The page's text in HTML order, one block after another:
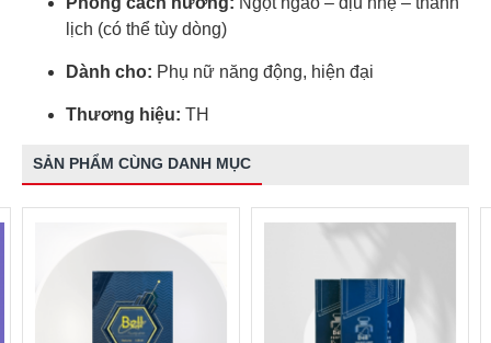
lịch (có thể tùy dòng)
Dành cho: Phụ nữ năng động, hiện đại
Thương hiệu: TH
SẢN PHẨM CÙNG DANH MỤC